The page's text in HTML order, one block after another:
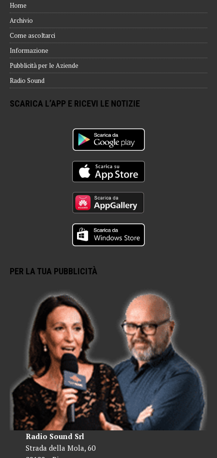
Home
Archivio
Come ascoltarci
Informazione
Pubblicità per le Aziende
Radio Sound
SCARICA L’APP E RICEVI LE NOTIZIE
PER LA TUA PUBBLICITÀ
Radio Sound Srl
Strada della Mola, 60